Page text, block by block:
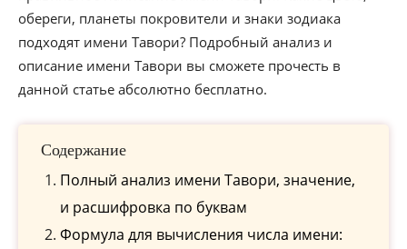
обереги, планеты покровители и знаки зодиака
подходят имени Тавори? Подробный анализ и
описание имени Тавори вы сможете прочесть в
данной статье абсолютно бесплатно.
Содержание
Полный анализ имени Тавори, значение,
и расшифровка по буквам
Формула для вычисления числа имени: